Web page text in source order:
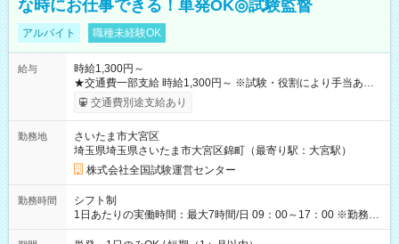
な時にお仕事できる！単発OK◎試験監督
アルバイト 職種未経験OK
給与
時給1,300円～
★交通費一部支給 時給1,300円～ ※試験・役割により手当あり
※勤務回数により昇給あり 【即給（前払い）オプションあ
り！】 希望される場合、勤務から1週間ほどで給与の一部を受け
例】 ・河合塾模擬試験 8:30～17:30（休憩1時間） 時給1,300円
×8時間＝日収10,400円＋交通費 ※当日の役割により時給＋100
円の場合あり ・国家試験 7:00～13:30（休憩なし） 時給1,300
円（役割手当＋100円）×6時間＝日収8,400円＋交通費 【試用期
間】試用期間なし
交通費別途支給あり
勤務地
さいたま市大宮区
埼玉県埼玉県さいたま市大宮区錦町（最寄り駅：大宮駅）
株式会社全国試験運営センター
勤務時間
シフト制
1日あたりの実働時間：最大7時間/日 09：00～17：00 ※勤務時
間は 試験により異なります。